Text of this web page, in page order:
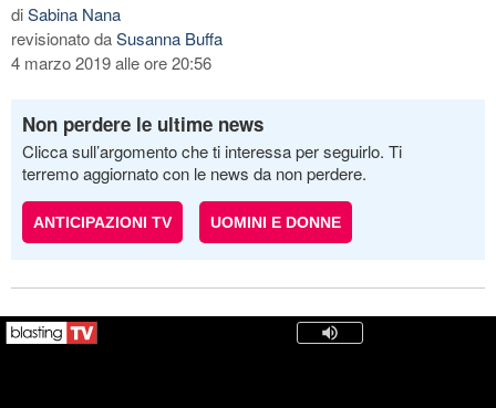
diSabina Nana
revisionato daSusanna Buffa
4 marzo 2019 alle ore 20:56
Non perdere le ultime news
Clicca sull’argomento che ti interessa per seguirlo. Ti
terremo aggiornato con le news da non perdere.
ANTICIPAZIONI TV UOMINI E DONNE